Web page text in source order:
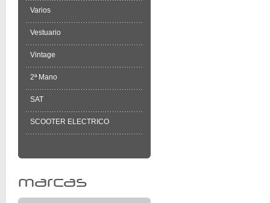
Varios
Vestuario
Vintage
2ª Mano
SAT
SCOOTER ELECTRICO
marcas